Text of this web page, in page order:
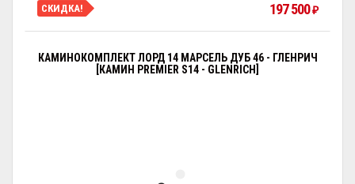
СКИДКА! 197 500₽
КАМИНОКОМПЛЕКТ ЛОРД 14 МАРСЕЛЬ ДУБ 46 - ГЛЕНРИЧ
[КАМИН PREMIER S14 - GLENRICH]